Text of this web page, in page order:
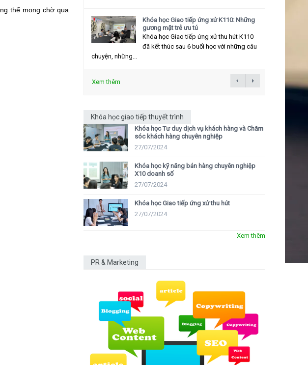
thể mong chờ qua
Khóa học Giao tiếp ứng xử K110: Những
gương mặt trẻ ưu tú
Khóa học Giao tiếp ứng xử thu hút K110
đã kết thúc sau 6 buổi học với những câu
chuyện, những...
Xem thêm
Khóa học giao tiếp thuyết trình
Khóa học Tư duy dịch vụ khách hàng và Chăm
sóc khách hàng chuyên nghiệp
27/07/2024
Khóa học kỹ năng bán hàng chuyên nghiệp
X10 doanh số
27/07/2024
Khóa học Giao tiếp ứng xử thu hút
27/07/2024
Xem thêm
PR & Marketing